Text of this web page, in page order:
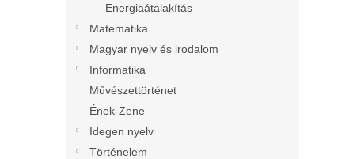
Energiaátalakítás
Matematika
Magyar nyelv és irodalom
Informatika
Művészettörténet
Ének-Zene
Idegen nyelv
Történelem